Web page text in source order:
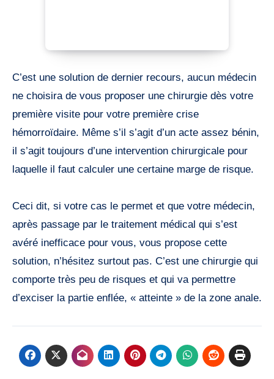
C’est une solution de dernier recours, aucun médecin
ne choisira de vous proposer une chirurgie dès votre
première visite pour votre première crise
hémorroïdaire. Même s’il s’agit d’un acte assez bénin,
il s’agit toujours d’une intervention chirurgicale pour
laquelle il faut calculer une certaine marge de risque.
Ceci dit, si votre cas le permet et que votre médecin,
après passage par le traitement médical qui s’est
avéré inefficace pour vous, vous propose cette
solution, n’hésitez surtout pas. C’est une chirurgie qui
comporte très peu de risques et qui va permettre
d’exciser la partie enflée, « atteinte » de la zone anale.